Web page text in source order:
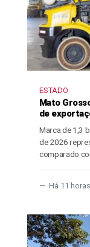
ESTADO
Mato
de
Marca de 1,3
de 2026
comparado
Há 11 horas